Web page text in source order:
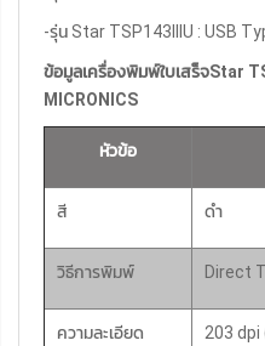
-รุ่น Star TSP143IIIU : USB
ข้อมูลเครื่องพิมพ์ใบเสร็จStar
MICRONICS
หัวข้อ
สี ดำ
วิธีการพิมพ์ Direct
ความละเอียด 203